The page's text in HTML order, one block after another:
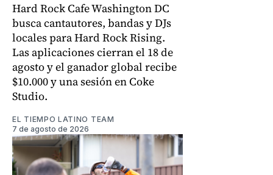
Hard Rock Cafe Washington DC
busca cantautores, bandas y DJs
locales para Hard Rock Rising.
Las aplicaciones cierran el 18 de
agosto y el ganador global recibe
$10.000 y una sesión en Coke
Studio.
EL TIEMPO LATINO TEAM
7 de agosto de 2026